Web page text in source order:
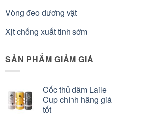
Vòng đeo dương vật
Xịt chống xuất tinh sớm
SẢN PHẨM GIẢM GIÁ
Cốc thủ dâm Laile
Cup chính hãng giá
tốt